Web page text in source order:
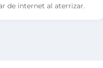
de internet al aterrizar.